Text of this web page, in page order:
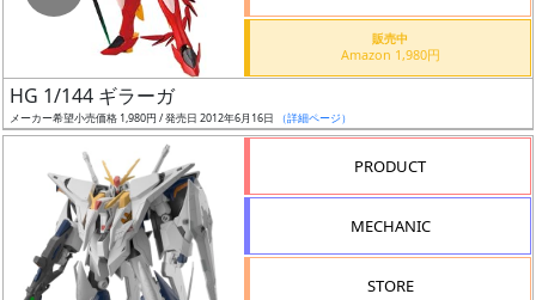
ク
ス
ア
販売中
Amazon 1,980円
HG 1/144 ギラーガ
メーカー希望小売価格 1,980円 / 発売日 2012年6月16日 （詳細ページ）
PRODUCT
MECHANIC
STORE